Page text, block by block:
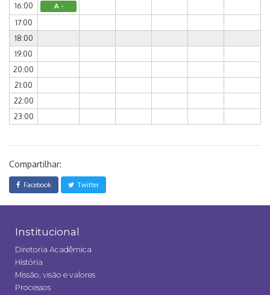
16:00 A -
17:00
18:00
19:00
20:00
21:00
22:00
23:00
Compartilhar:
Facebook Twitter
Institucional
Diretoria Acadêmica
História
Missão, visão e valores
Processos